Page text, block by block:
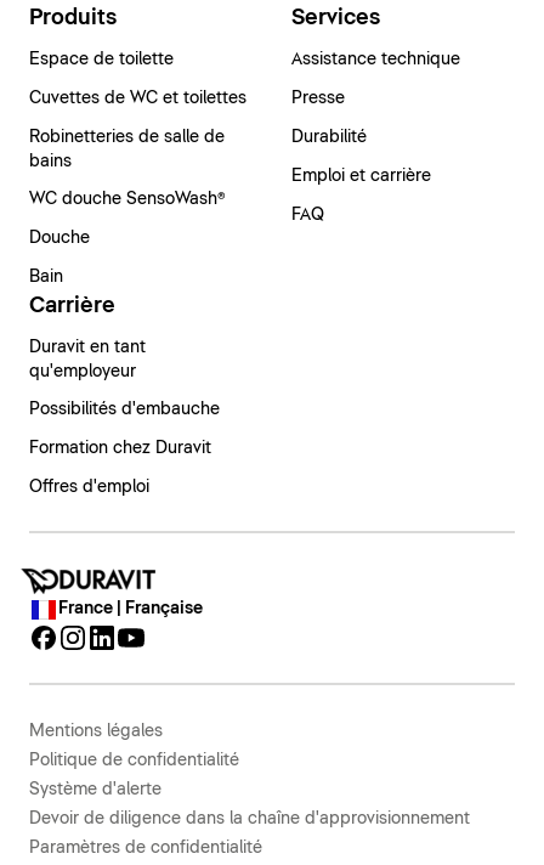
Produits
Espace de toilette
Cuvettes de WC et toilettes
Robinetteries de salle de
bains
WC douche SensoWash®
Douche
Bain
Services
Assistance technique
Presse
Durabilité
Emploi et carrière
FAQ
Carrière
Duravit en tant
qu'employeur
Possibilités d'embauche
Formation chez Duravit
Offres d'emploi
France | Française
Mentions légales
Politique de confidentialité
Système d'alerte
Devoir de diligence dans la chaîne d'approvisionnement
Paramètres de confidentialité